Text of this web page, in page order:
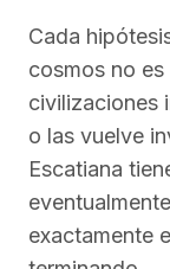
Cada
cosmos no
civilizaciones
o las vuelve
Escatiana
exactamente